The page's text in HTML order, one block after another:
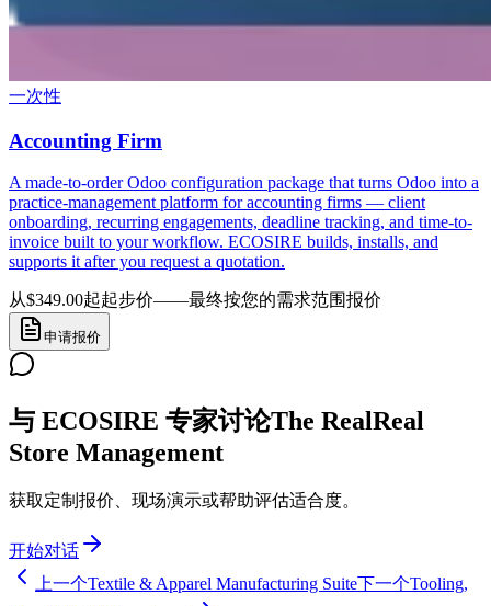
一次性
Accounting Firm
A made-to-order Odoo configuration package that turns Odoo into a
practice-management platform for accounting firms — client
onboarding, recurring engagements, deadline tracking, and time-to-
invoice built to your workflow. ECOSIRE builds, installs, and
supports it after you request a quotation.
从$349.00起起步价——最终按您的需求范围报价
申请报价
与 ECOSIRE 专家讨论The RealReal
Store Management
获取定制报价、现场演示或帮助评估适合度。
开始对话
上一个Textile & Apparel Manufacturing Suite下一个Tooling,